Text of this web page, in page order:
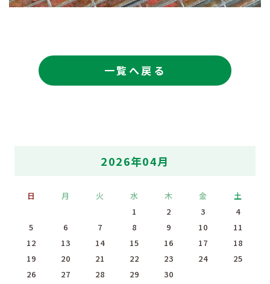
一覧へ戻る
2026年04月
日 月 火 水 木 金 土
1 2 3
4
5
6 7 8 9 10
11
12
13 14 15 16 17
18
19
20 21 22 23 24
25
26
27 28 29 30